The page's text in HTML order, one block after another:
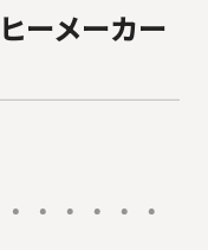
ーメーカー